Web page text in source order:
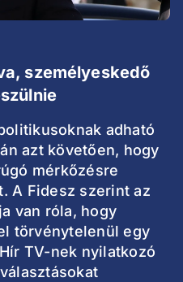
személyeskedő
adható
azt követően, hogy
mérkőzésre
A Fidesz szerint az
van róla, hogy
törvénytelenül egy
TV-nek nyilatkozó